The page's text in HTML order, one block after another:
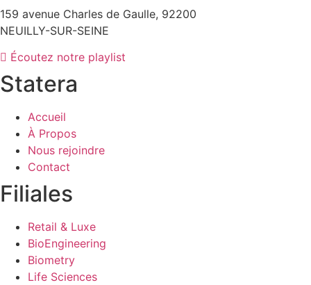
159 avenue Charles de Gaulle, 92200
NEUILLY-SUR-SEINE
Écoutez notre playlist
Statera
Accueil
À Propos
Nous rejoindre
Contact
Filiales
Retail & Luxe
BioEngineering
Biometry
Life Sciences